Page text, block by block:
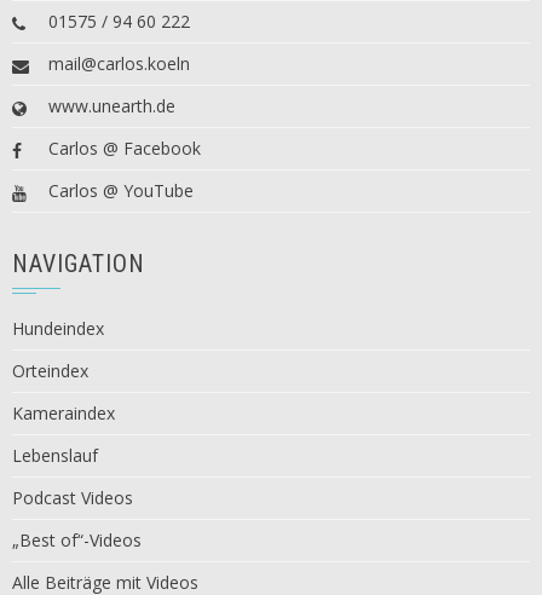
01575 / 94 60 222
mail@carlos.koeln
www.unearth.de
Carlos @ Facebook
Carlos @ YouTube
NAVIGATION
Hundeindex
Orteindex
Kameraindex
Lebenslauf
Podcast Videos
„Best of“-Videos
Alle Beiträge mit Videos